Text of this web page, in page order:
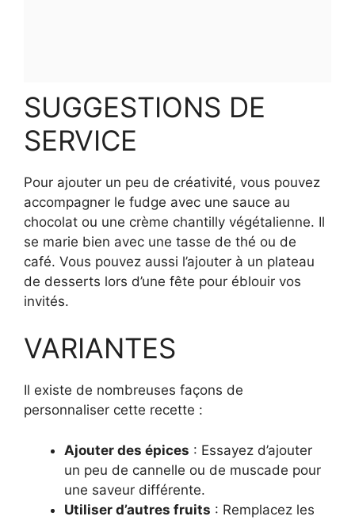
SUGGESTIONS DE
SERVICE
Pour ajouter un peu de créativité, vous pouvez
accompagner le fudge avec une sauce au
chocolat ou une crème chantilly végétalienne. Il
se marie bien avec une tasse de thé ou de
café. Vous pouvez aussi l’ajouter à un plateau
de desserts lors d’une fête pour éblouir vos
invités.
VARIANTES
Il existe de nombreuses façons de
personnaliser cette recette :
Ajouter des épices : Essayez d’ajouter
un peu de cannelle ou de muscade pour
une saveur différente.
Utiliser d’autres fruits : Remplacez les